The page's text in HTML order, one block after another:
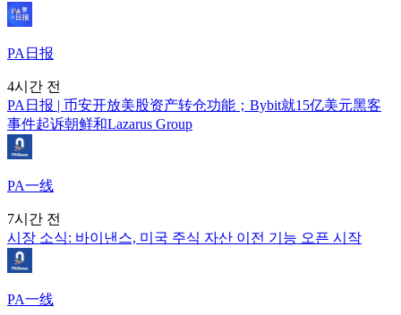
PA日报
4시간 전
PA日报 | 币安开放美股资产转仓功能；Bybit就15亿美元黑客
事件起诉朝鲜和Lazarus Group
PA一线
7시간 전
시장 소식: 바이낸스, 미국 주식 자산 이전 기능 오픈 시작
PA一线